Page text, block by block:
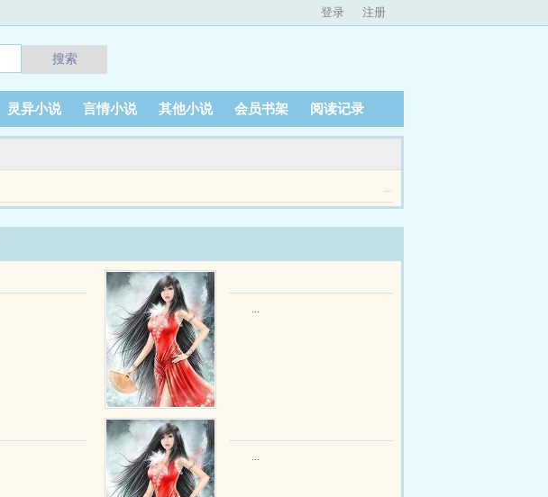
登录 注册
搜索
灵异小说 言情小说 其他小说 会员书架 阅读记录
...
...
...